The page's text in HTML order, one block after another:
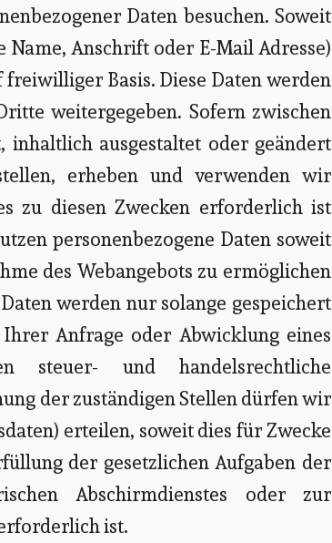
Daten besuchen. Soweit
Anschrift oder E-Mail Adresse)
Basis. Diese Daten werden
weitergegeben. Sofern zwischen
ausgestaltet oder geändert
erheben und verwenden wir
zu diesen Zwecken erforderlich ist
personenbezogene Daten soweit
des Webangebots zu ermöglichen
werden nur solange gespeichert
Anfrage oder Abwicklung eines
steuer- und handelsrechtliche
der zuständigen Stellen dürfen wir
erteilen, soweit dies für Zwecke
der gesetzlichen Aufgaben der
Abschirmdienstes oder zur
ist.